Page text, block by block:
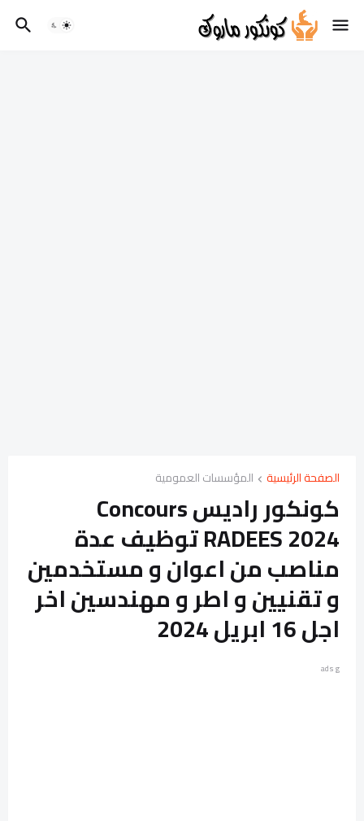
الصفحة الرئيسية المؤسسات العمومية
كونكور راديس Concours
RADEES 2024 توظيف عدة
مناصب من اعوان و مستخدمين
و تقنيين و اطر و مهندسين اخر
اجل 16 ابريل 2024
ads g